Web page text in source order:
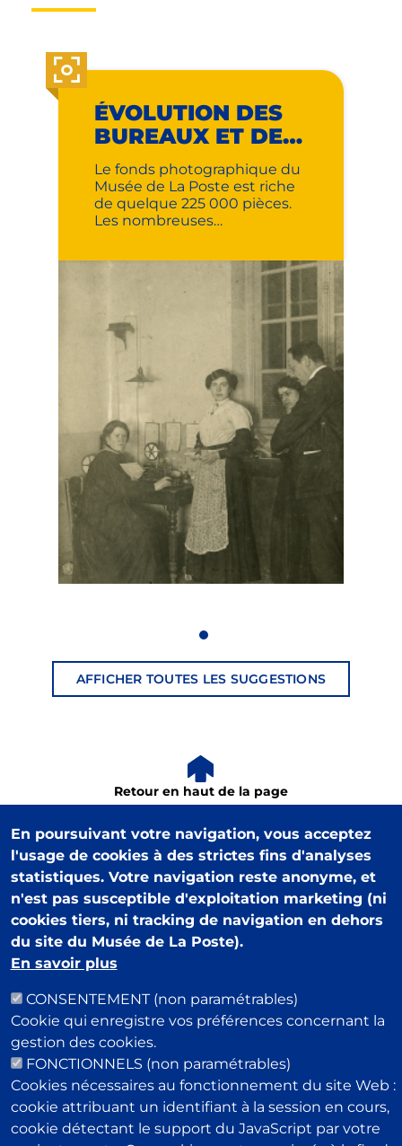
ÉVOLUTION DES
BUREAUX ET DES
SERVICES
Le fonds photographique du
Musée de La Poste est riche
de quelque 225 000 pièces.
Les nombreuses
représenter le maillage du
territoire et l’évolution des
services proposés. Ainsi, au
début du 20e siècle
cohabitaient service postal et
service télégraphique, le
télégraphe Morse étant à
l’époque le moyen de
communication le plus
rapide. Services
télégraphiques hier donc,
puis services téléphoniques
et financiers, jusqu’aux
services numériques
aujourd’hui, le réseau des
bureaux de poste n’a jamais
cessé de s’adapter aux
nouveaux outils et aux
nouveaux besoins de tous
AFFICHER TOUTES LES SUGGESTIONS
Retour en haut de la page
Musée Postal
34 Boulevard de Vaugirard
Pour rester informé de notre actualité : newsletter,
événements, offres boutique…
Email
Espace presse
Contacts utiles
En poursuivant votre navigation, vous acceptez
l'usage de cookies à des strictes fins d'analyses
statistiques. Votre navigation reste anonyme, et
n'est pas susceptible d'exploitation marketing (ni
cookies tiers, ni tracking de navigation en dehors
du site du Musée de La Poste).
En savoir plus
CONSENTEMENT (non paramétrables)
Cookie qui enregistre vos préférences concernant la
gestion des cookies.
FONCTIONNELS (non paramétrables)
Cookies nécessaires au fonctionnement du site Web :
cookie attribuant un identifiant à la session en cours,
cookie détectant le support du JavaScript par votre